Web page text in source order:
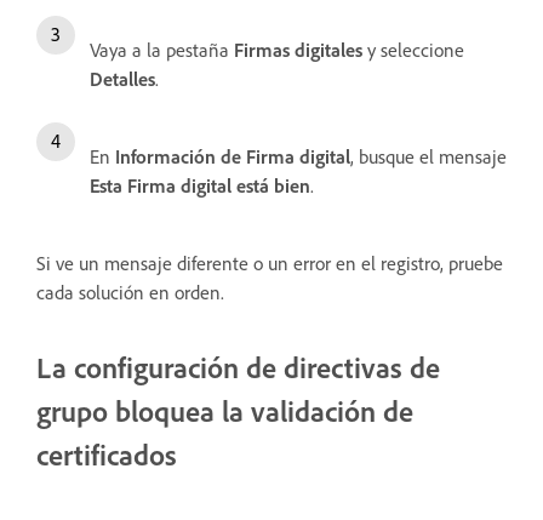
Vaya a la pestaña Firmas digitales y seleccione
Detalles.
En Información de Firma digital, busque el mensaje
Esta Firma digital está bien.
Si ve un mensaje diferente o un error en el registro, pruebe
cada solución en orden.
La configuración de directivas de
grupo bloquea la validación de
certificados